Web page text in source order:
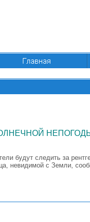
будут следить за
невидимой с Земли,